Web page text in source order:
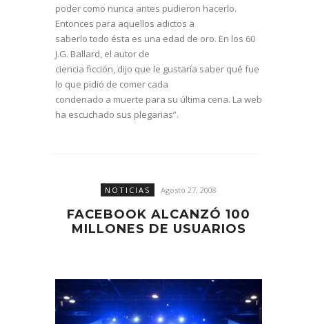
poder como nunca antes pudieron hacerlo.
Entonces para aquellos adictos a
saberlo todo ésta es una edad de oro. En los 60
J.G. Ballard, el autor de
ciencia ficción, dijo que le gustaría saber qué fue
lo que pidió de comer cada
condenado a muerte para su última cena. La web
ha escuchado sus plegarias”.
NOTICIAS Agosto 27, 2008
FACEBOOK ALCANZÓ 100
MILLONES DE USUARIOS